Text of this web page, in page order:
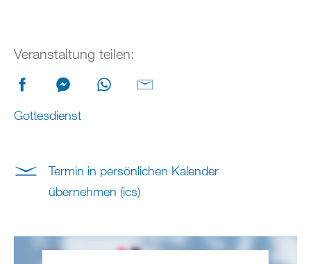
Veranstaltung teilen:
Gottesdienst
Termin in persönlichen Kalender
übernehmen (ics)